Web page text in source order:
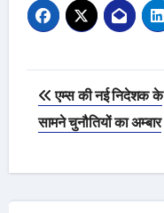
Post
navigation
एम्स की नई निदेशक के
सामने चुनौतियों का अम्बार